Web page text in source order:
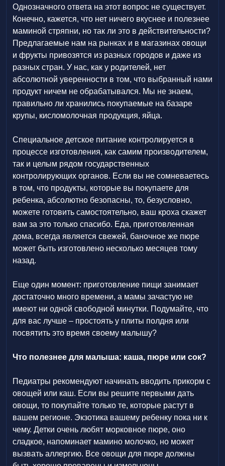
Однозначного ответа на этот вопрос не существует.
Конечно, кажется, что нет ничего вкуснее и полезнее
маминой стряпни, но так ли это в действительности?
Предлагаемые нам на рынках и в магазинах овощи
и фрукты привозятся из разных городов и даже из
разных стран. У нас, как у родителей, нет
абсолютной уверенности в том, что выбранный нами
продукт ничем не обрабатывался. Мы не знаем,
правильно ли хранились покупаемые на базаре
крупы, кисломолочная продукция, яйца.
Специальное детское питание контролируется в
процессе изготовления, как самим производителем,
так и целым рядом государственных
контролирующих органов. Если вы не сомневаетесь
в том, что продукты, которые вы покупаете для
ребенка, абсолютно безопасны, то, безусловно,
можете готовить самостоятельно, ваш кроха скажет
вам за это только спасибо. Еда, приготовленная
дома, всегда является свежей, баночное же пюре
может быть изготовлено несколько месяцев тому
назад.
Еще один момент: приготовление пищи занимает
достаточно много времени, а мамы зачастую не
имеют ни одной свободной минутки. Подумайте, что
для вас лучше – простоять у плиты полдня или
посвятить это время своему малышу?
Что полезнее для малыша: каша, пюре или сок?
Педиатры рекомендуют начинать вводить прикорм с
овощей или каш. Если вы решите первыми дать
овощи, то покупайте только те, которые растут в
вашем регионе. Экзотика вашему ребенку пока ни к
чему. Детки очень любят морковное пюре, оно
сладкое, напоминает мамино молочко, но может
вызвать аллергию. Все овощи для пюре должны